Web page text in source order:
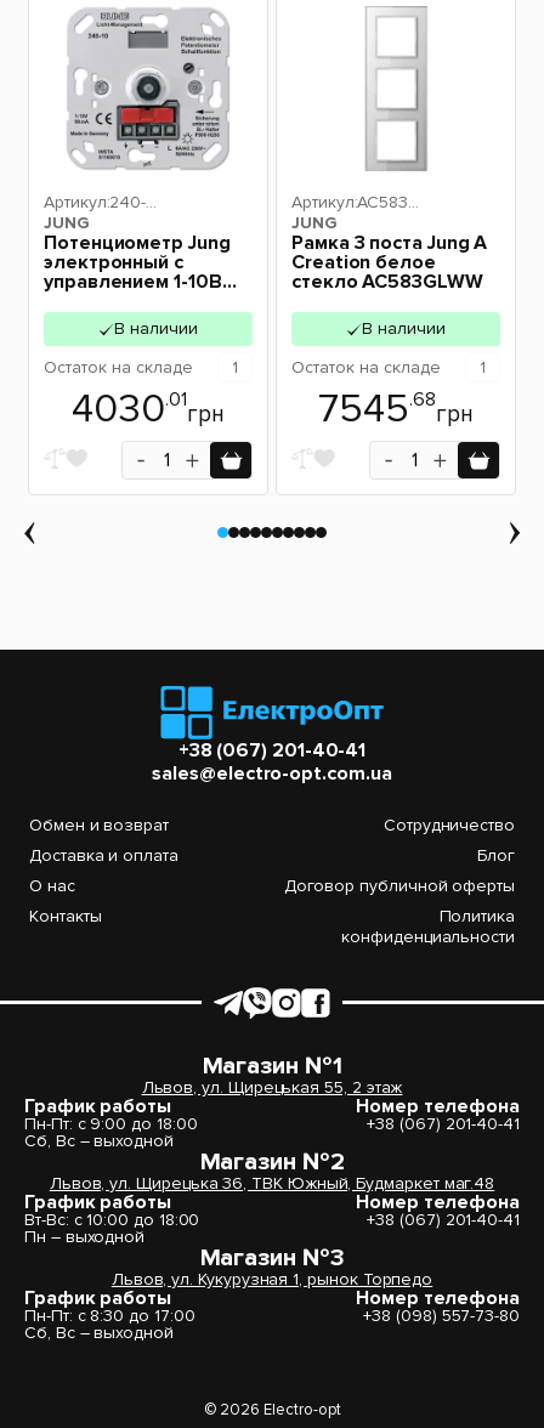
JUNG
Артикул:240-1
Потенциометр Jung
электронный с
управлением 1-10В
В наличии
Остаток на складе 1
4030.01
грн
JUNG
Артикул:AC583GL
Рамка 3 поста Jung A
Creation белое
стекло AC583GLWW
В наличии
Остаток на складе 1
7545.68
грн
+38 (067) 201-40-41
sales@electro-opt.com.ua
Обмен и возврат
Доставка и оплата
О нас
Контакты
Сотрудничество
Блог
Договор публичной оферты
Политика
конфиденциальности
Магазин №1
Львов, ул. Щирецькая 55, 2 этаж
График работы
Пн-Пт: с 9:00 до 18:00
Сб, Вс – выходной
Номер телефона
+38 (067) 201-40-41
Магазин №2
Львов, ул. Щирецька 36, ТВК Южный, Будмаркет маг.48
График работы
Вт-Вс: с 10:00 до 18:00
Пн – выходной
Номер телефона
+38 (067) 201-40-41
Магазин №3
Львов, ул. Кукурузная 1, рынок Торпедо
График работы
Пн-Пт: с 8:30 до 17:00
Сб, Вс – выходной
Номер телефона
+38 (098) 557-73-80
© 2026 Electro-opt